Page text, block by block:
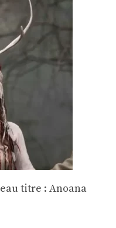
titre : Anoana